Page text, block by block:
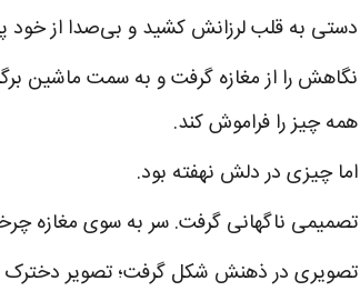
دستی به قلب لرزانش کشید و بی‌صدا از خود
نگاهش را از مغازه گرفت و به سمت ماشین
همه چیز را فراموش کند.
اما چیزی در دلش نهفته بود.
تصمیمی ناگهانی گرفت. سر به سوی مغازه
تصویری در ذهنش شکل گرفت؛ تصویر دخترک